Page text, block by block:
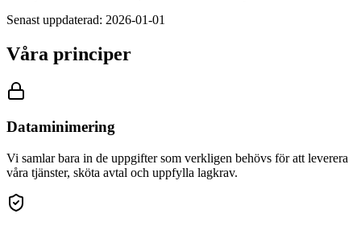
Senast uppdaterad: 2026-01-01
Våra principer
Dataminimering
Vi samlar bara in de uppgifter som verkligen behövs för att leverera
våra tjänster, sköta avtal och uppfylla lagkrav.